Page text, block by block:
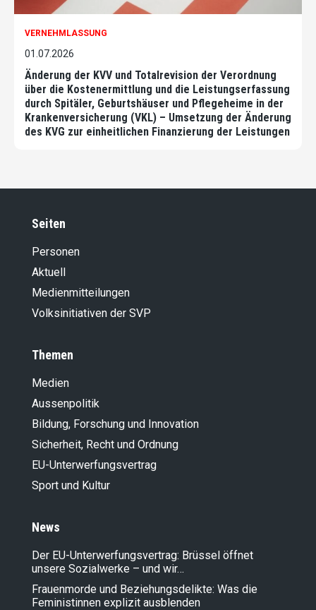
VERNEHMLASSUNG
01.07.2026
Änderung der KVV und Totalrevision der Verordnung
über die Kostenermittlung und die Leistungserfassung
durch Spitäler, Geburtshäuser und Pflegeheime in der
Krankenversicherung (VKL) – Umsetzung der Änderung
des KVG zur einheitlichen Finanzierung der Leistungen
Seiten
Personen
Aktuell
Medienmitteilungen
Volksinitiativen der SVP
Themen
Medien
Aussenpolitik
Bildung, Forschung und Innovation
Sicherheit, Recht und Ordnung
EU-Unterwerfungsvertrag
Sport und Kultur
News
Der EU-Unterwerfungsvertrag: Brüssel öffnet
unsere Sozialwerke – und wir…
Frauenmorde und Beziehungsdelikte: Was die
Feministinnen explizit ausblenden